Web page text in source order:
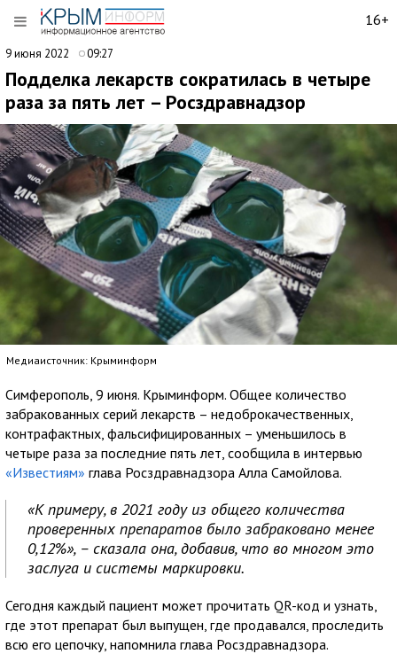
16+
9 июня 2022 09:27
Подделка лекарств сократилась в четыре
раза за пять лет – Росздравнадзор
Медиаисточник: Крыминформ
Симферополь, 9 июня. Крыминформ. Общее количество
забракованных серий лекарств – недоброкачественных,
контрафактных, фальсифицированных – уменьшилось в
четыре раза за последние пять лет, сообщила в интервью
«Известиям» глава Росздравнадзора Алла Самойлова.
«К примеру, в 2021 году из общего количества
проверенных препаратов было забраковано менее
0,12%», – сказала она, добавив, что во многом это
заслуга и системы маркировки.
Сегодня каждый пациент может прочитать QR-код и узнать,
где этот препарат был выпущен, где продавался, проследить
всю его цепочку, напомнила глава Росздравнадзора.